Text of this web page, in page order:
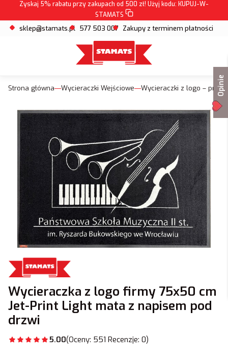
Zyskaj 5% rabatu przy zakupach od 500 zł! Użyj kodu: KUPUJ-W-
STAMATS
sklep@stamats.pl 577 503 007 Zakupy z terminem płatności
Strona główna Wycieraczki Wejściowe Wycieraczki z logo –
Wycieraczka z logo firmy 75x50 cm
Jet-Print Light mata z napisem pod
drzwi
5.00(Oceny: 551 Recenzje: 0)
Opinie